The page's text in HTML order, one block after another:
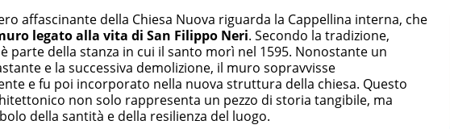
affascinante della Chiesa Nuova riguarda la Cappellina interna, che
legato alla vita di San Filippo Neri. Secondo la tradizione,
parte della stanza in cui il santo morì nel 1595. Nonostante un
e la successiva demolizione, il muro sopravvisse
e fu poi incorporato nella nuova struttura della chiesa. Questo
non solo rappresenta un pezzo di storia tangibile, ma
della santità e della resilienza del luogo.